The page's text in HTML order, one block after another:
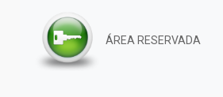
ÁREA RESERVADA